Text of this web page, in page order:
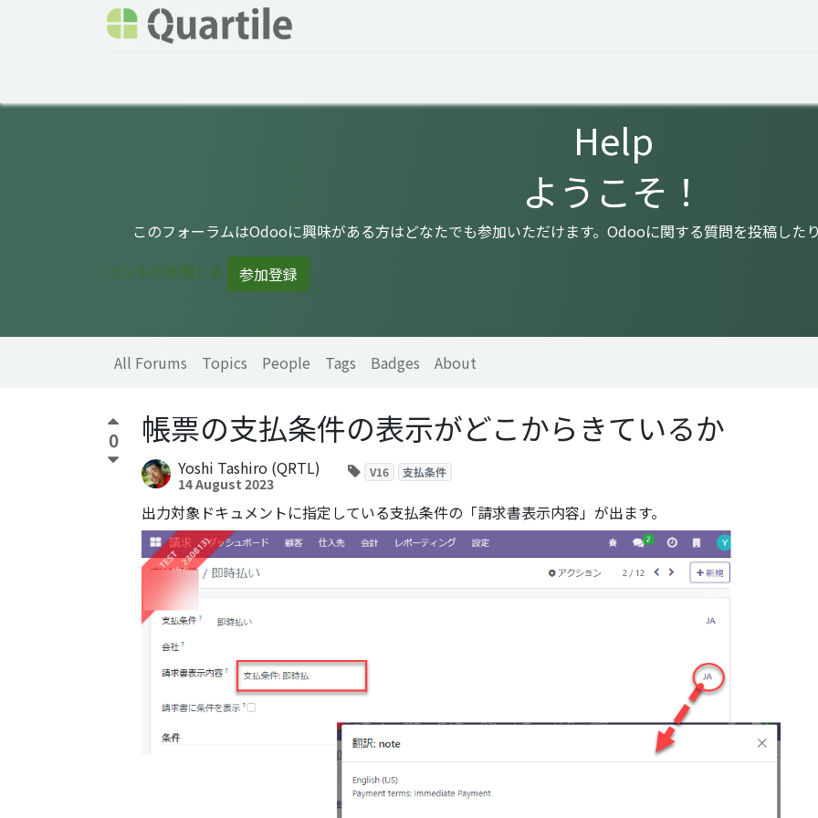
Help
ようこそ！
このフォーラムはOdooに興味がある方はどなたでも参加いただけます。Odooに関する質問を投稿した
イントロを閉じる
参加登録
All Forums Topics People Tags Badges About
0 帳票の支払条件の表示がどこからきているか
Yoshi Tashiro (QRTL)
14 August 2023
V16 支払条件
出力対象ドキュメントに指定している支払条件の「請求書表示内容」が出ます。